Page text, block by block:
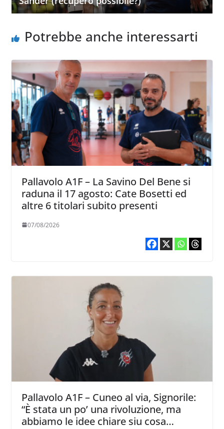
Potrebbe anche interessarti
Pallavolo A1F – La Savino Del Bene si
raduna il 17 agosto: Cate Bosetti ed
altre 6 titolari subito presenti
07/08/2026
Pallavolo A1F – Cuneo al via, Signorile:
“È stata un po’ una rivoluzione, ma
abbiamo le idee chiare siu cosa